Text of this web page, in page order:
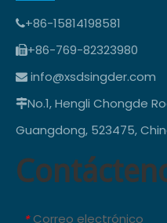
+86-15814198581
+86-769-82323980
 info@xsdsingder.com
No.1, Hengli Chongde
Guangdong, 523475,
* Correo electrónico